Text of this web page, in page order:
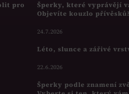
pro
Šperky, které vyprávějí
Objevíte kouzlo přívěsků?
24.7.2026
Léto, slunce a zářivé
22.6.2026
Šperky podle znamení